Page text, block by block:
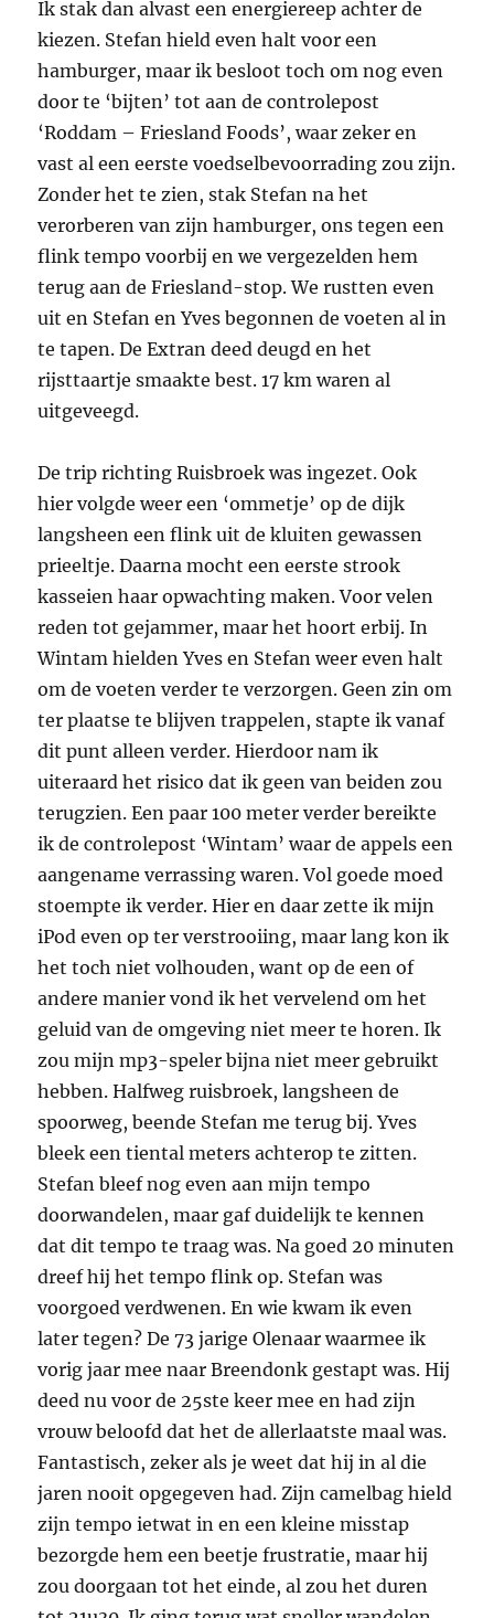
Ik stak dan alvast een energiereep achter de
kiezen. Stefan hield even halt voor een
hamburger, maar ik besloot toch om nog even
door te ‘bijten’ tot aan de controlepost
‘Roddam – Friesland Foods’, waar zeker en
vast al een eerste voedselbevoorrading zou zijn.
Zonder het te zien, stak Stefan na het
verorberen van zijn hamburger, ons tegen een
flink tempo voorbij en we vergezelden hem
terug aan de Friesland-stop. We rustten even
uit en Stefan en Yves begonnen de voeten al in
te tapen. De Extran deed deugd en het
rijsttaartje smaakte best. 17 km waren al
uitgeveegd.
De trip richting Ruisbroek was ingezet. Ook
hier volgde weer een ‘ommetje’ op de dijk
langsheen een flink uit de kluiten gewassen
prieeltje. Daarna mocht een eerste strook
kasseien haar opwachting maken. Voor velen
reden tot gejammer, maar het hoort erbij. In
Wintam hielden Yves en Stefan weer even halt
om de voeten verder te verzorgen. Geen zin om
ter plaatse te blijven trappelen, stapte ik vanaf
dit punt alleen verder. Hierdoor nam ik
uiteraard het risico dat ik geen van beiden zou
terugzien. Een paar 100 meter verder bereikte
ik de controlepost ‘Wintam’ waar de appels een
aangename verrassing waren. Vol goede moed
stoempte ik verder. Hier en daar zette ik mijn
iPod even op ter verstrooiing, maar lang kon ik
het toch niet volhouden, want op de een of
andere manier vond ik het vervelend om het
geluid van de omgeving niet meer te horen. Ik
zou mijn mp3-speler bijna niet meer gebruikt
hebben. Halfweg ruisbroek, langsheen de
spoorweg, beende Stefan me terug bij. Yves
bleek een tiental meters achterop te zitten.
Stefan bleef nog even aan mijn tempo
doorwandelen, maar gaf duidelijk te kennen
dat dit tempo te traag was. Na goed 20 minuten
dreef hij het tempo flink op. Stefan was
voorgoed verdwenen. En wie kwam ik even
later tegen? De 73 jarige Olenaar waarmee ik
vorig jaar mee naar Breendonk gestapt was. Hij
deed nu voor de 25ste keer mee en had zijn
vrouw beloofd dat het de allerlaatste maal was.
Fantastisch, zeker als je weet dat hij in al die
jaren nooit opgegeven had. Zijn camelbag hield
zijn tempo ietwat in en een kleine misstap
bezorgde hem een beetje frustratie, maar hij
zou doorgaan tot het einde, al zou het duren